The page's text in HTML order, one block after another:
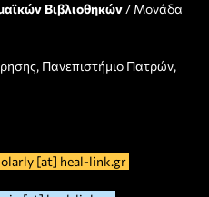
Βιβλιοθηκών / Μονάδα
Πανεπιστήμιο Πατρών,
[at] heal-link.gr